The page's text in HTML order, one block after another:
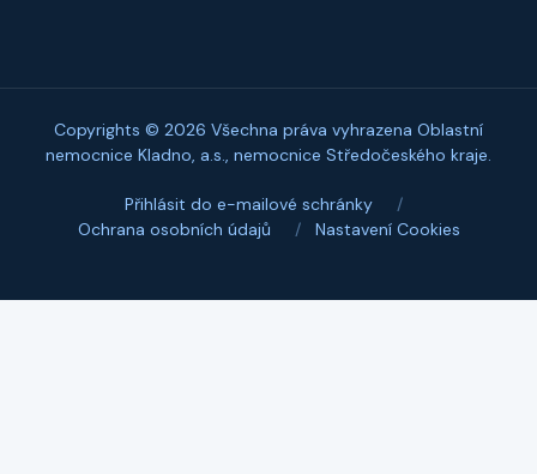
Copyrights © 2026 Všechna práva vyhrazena Oblastní
nemocnice Kladno, a.s., nemocnice Středočeského kraje.
Přihlásit do e-mailové schránky
/
Ochrana osobních údajů
/ Nastavení Cookies